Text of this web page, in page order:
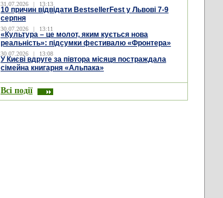
31.07.2026 | 13:13
10 причин відвідати BestsellerFest у Львові 7-9
серпня
30.07.2026 | 13:11
«Культура – це молот, яким кується нова
реальність»: підсумки фестивалю «Фронтера»
30.07.2026 | 13:08
У Києві вдруге за півтора місяця постраждала
сімейна книгарня «Альпака»
Всі події